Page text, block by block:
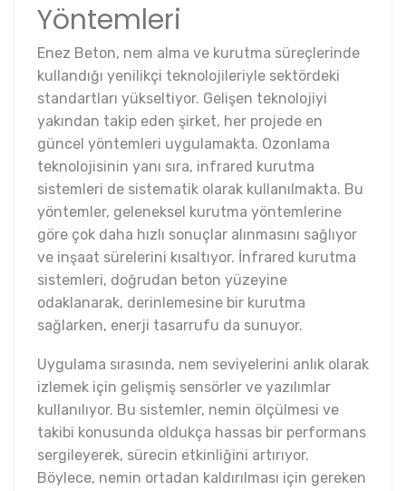
Yöntemleri
Enez Beton, nem alma ve kurutma süreçlerinde
kullandığı yenilikçi teknolojileriyle sektördeki
standartları yükseltiyor. Gelişen teknolojiyi
yakından takip eden şirket, her projede en
güncel yöntemleri uygulamakta. Ozonlama
teknolojisinin yanı sıra, infrared kurutma
sistemleri de sistematik olarak kullanılmakta. Bu
yöntemler, geleneksel kurutma yöntemlerine
göre çok daha hızlı sonuçlar alınmasını sağlıyor
ve inşaat sürelerini kısaltıyor. İnfrared kurutma
sistemleri, doğrudan beton yüzeyine
odaklanarak, derinlemesine bir kurutma
sağlarken, enerji tasarrufu da sunuyor.
Uygulama sırasında, nem seviyelerini anlık olarak
izlemek için gelişmiş sensörler ve yazılımlar
kullanılıyor. Bu sistemler, nemin ölçülmesi ve
takibi konusunda oldukça hassas bir performans
sergileyerek, sürecin etkinliğini artırıyor.
Böylece, nemin ortadan kaldırılması için gereken